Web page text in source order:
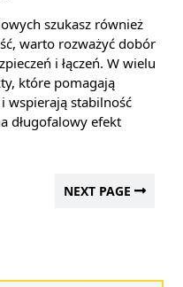
szukasz również
warto rozważyć dobór
i łączeń. W wielu
które pomagają
wspierają stabilność
długofalowy efekt
NEXT PAGE